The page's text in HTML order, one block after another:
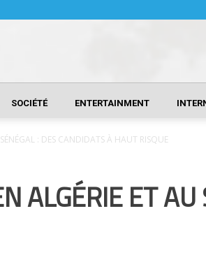
SOCIÉTÉ ENTERTAINMENT
: DES CANDIDATS À HAUT RISQUE
ALGÉRIE ET